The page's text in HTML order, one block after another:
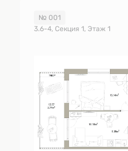
№ 001
3.6-4, Секция 1, Этаж 1